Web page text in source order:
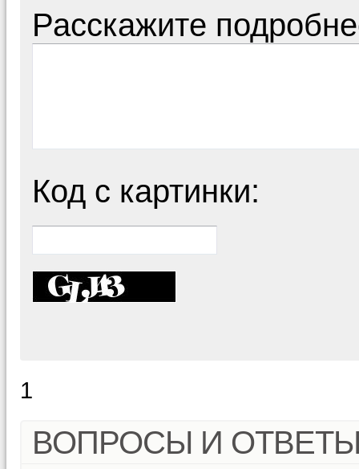
Расскажите
Код с картинки:
1
ВОПРОСЫ И